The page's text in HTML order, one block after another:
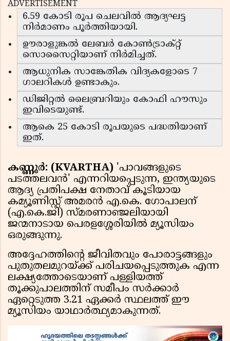
ADVERTISEMENT
6.59 കോടി രൂപ ചെലവിൽ ആദ്യഘട്ട
നിർമാണം പൂർത്തിയായി.
ഊരാളുങ്കൽ ലേബർ കോൺട്രാക്റ്റ്
സൊസൈറ്റിയാണ് നിർമിച്ചത്.
ആധുനിക സാങ്കേതിക വിദ്യകളോടെ 7
ഗാലറികൾ ഉണ്ടാകും.
ഡിജിറ്റൽ ലൈബ്രറിയും കോഫി ഹൗസും
ഇവിടെയുണ്ട്.
ആകെ 25 കോടി രൂപയുടെ പദ്ധതിയാണ്
ഇത്.
കണ്ണൂർ: (KVARTHA) 'പാവങ്ങളുടെ
പടത്തലവൻ' എന്നറിയപ്പെടുന്ന, ഇന്ത്യയുടെ
ആദ്യ പ്രതിപക്ഷ നേതാവ് കൂടിയായ
കമ്യൂണിസ്റ്റ് അമരൻ എ.കെ. ഗോപാലന്
(എ.കെ.ജി) സ്മരണാഞ്ജലിയായി
ജന്മനാടായ പെരളശ്ശേരിയിൽ മ്യൂസിയം
ഒരുങ്ങുന്നു.
അദ്ദേഹത്തിന്റെ ജീവിതവും പോരാട്ടങ്ങളും
പുതുതലമുറയ്ക്ക് പരിചയപ്പെടുത്തുക എന്ന
ലക്ഷ്യത്തോടെയാണ് പള്ളിയത്ത്
തൂക്കുപാലത്തിന് സമീപം സർക്കാർ
ഏറ്റെടുത്ത 3.21 ഏക്കർ സ്ഥലത്ത് ഈ
മ്യൂസിയം യാഥാർത്ഥ്യമാകുന്നത്.